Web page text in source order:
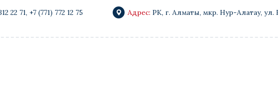
22 71, +7 (771) 772 12 75 Адрес: РК, г. Алматы, мкр. Нур-Алатау, ул.